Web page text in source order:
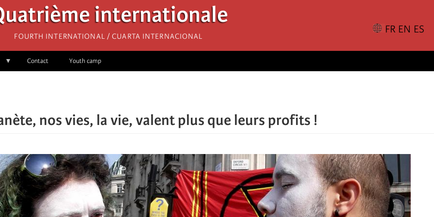
internationale
Fourth International / Cuarta Internacional
Contact Youth camp
nos vies, la vie, valent plus que leurs profits !